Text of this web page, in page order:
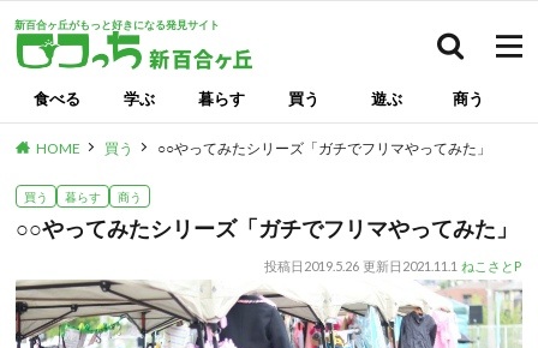
新百合ヶ丘がもっと好きになる発見サイト
食べる 学ぶ 暮らす 買う 遊ぶ 商う
HOME 買う ○○やってみたシリーズ「ガチでフリマやってみた」
買う 暮らす 商う
○○やってみたシリーズ「ガチでフリマやってみた」
投稿日 2019.5.26 更新日 2021.11.1 ねこさとP